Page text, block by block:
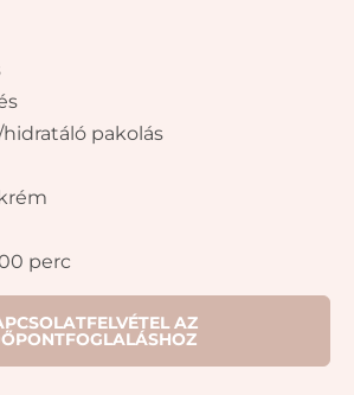
pakolás
perc
AZ